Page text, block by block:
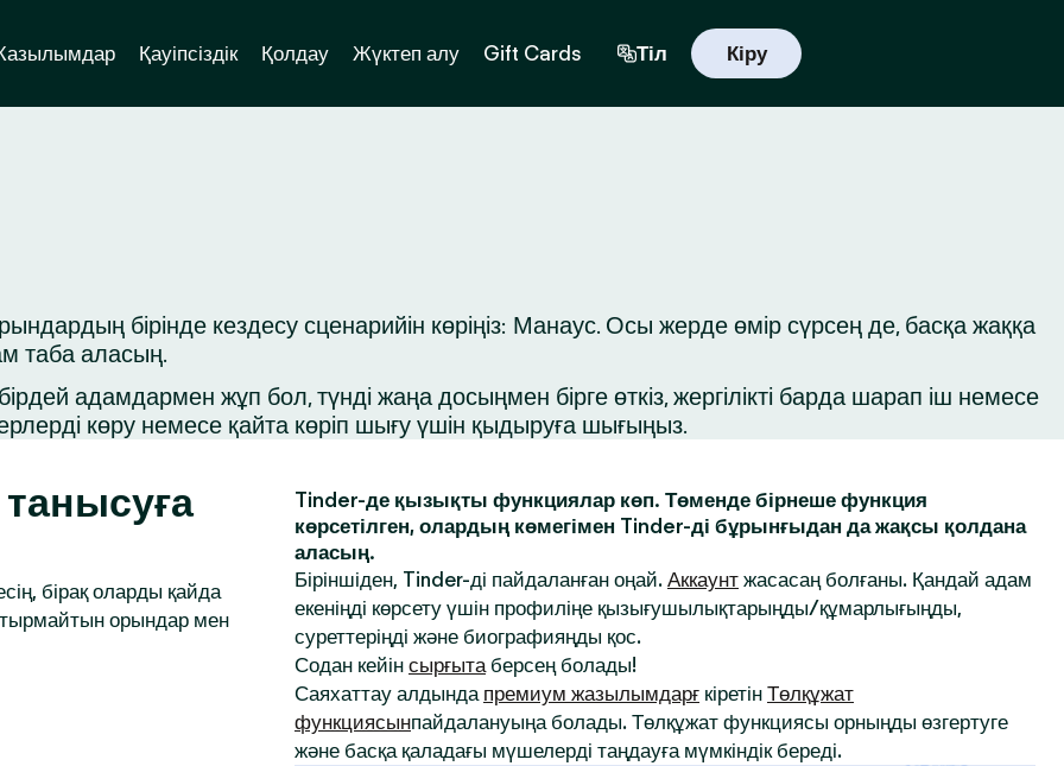
Қауіпсіздік Қолдау Жүктеп алу Gift Cards Тіл Кіру
бірінде кездесу сценарийін көріңіз: Манаус. Осы жерде өмір сүрсең де, басқа жаққа
таба аласың.
адамдармен жұп бол, түнді жаңа досыңмен бірге өткіз, жергілікті барда шарап іш немесе
көру немесе қайта көріп шығу үшін қыдыруға шығыңыз.
бірақ оларды қайда
орындар мен
Tinder-де қызықты функциялар көп. Төменде бірнеше функция
көрсетілген, олардың көмегімен Tinder-ді бұрынғыдан да жақсы қолдана
аласың.
Біріншіден, Tinder-ді пайдаланған оңай. Аккаунт жасасаң болғаны. Қандай адам
екеніңді көрсету үшін профиліңе қызығушылықтарыңды/құмарлығыңды,
суреттеріңді және биографияңды қос.
Содан кейін сырғытаберсең болады!
Саяхаттау алдында премиум жазылымдарғ кіретін Төлқұжат
функциясынпайдалануыңа болады. Төлқұжат функциясы орныңды өзгертуге
және басқа қаладағы мүшелерді таңдауға мүмкіндік береді.